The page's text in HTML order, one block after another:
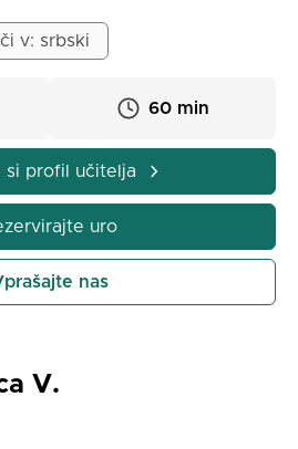
ravni učenca.
bistvo nalog, ne pa da bi
pojasnilom teme.
primere in naloge.
ni prepričan v gradivo.
bilo zaželeno, da bi se učenec
naloge s pouka in dodatne
pri reševanju matematičnih
doživijo kot nekaj, kar
uporabiti – ne kot nekaj
v: srbski
60 min
si profil učitelja
uro
nas
V.